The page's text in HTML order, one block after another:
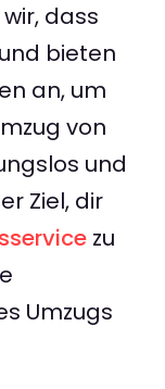
dass
bieten
an, um
von
und
Ziel, dir
zu
Umzugs